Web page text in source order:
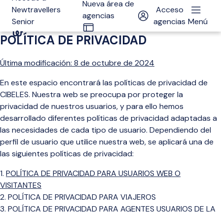
Newtravellers
Senior
Nueva área de
agencias
Acceso
agencias Menú
POLÍTICA DE PRIVACIDAD
Última modificación: 8 de octubre de 2024
En este espacio encontrará las políticas de privacidad de
CIBELES. Nuestra web se preocupa por proteger la
privacidad de nuestros usuarios, y para ello hemos
desarrollado diferentes políticas de privacidad adaptadas a
las necesidades de cada tipo de usuario. Dependiendo del
perfil de usuario que utilice nuestra web, se aplicará una de
las siguientes políticas de privacidad:
POLÍTICA DE PRIVACIDAD PARA USUARIOS WEB O
VISITANTES
POLÍTICA DE PRIVACIDAD PARA VIAJEROS
POLÍTICA DE PRIVACIDAD PARA AGENTES USUARIOS DE LA